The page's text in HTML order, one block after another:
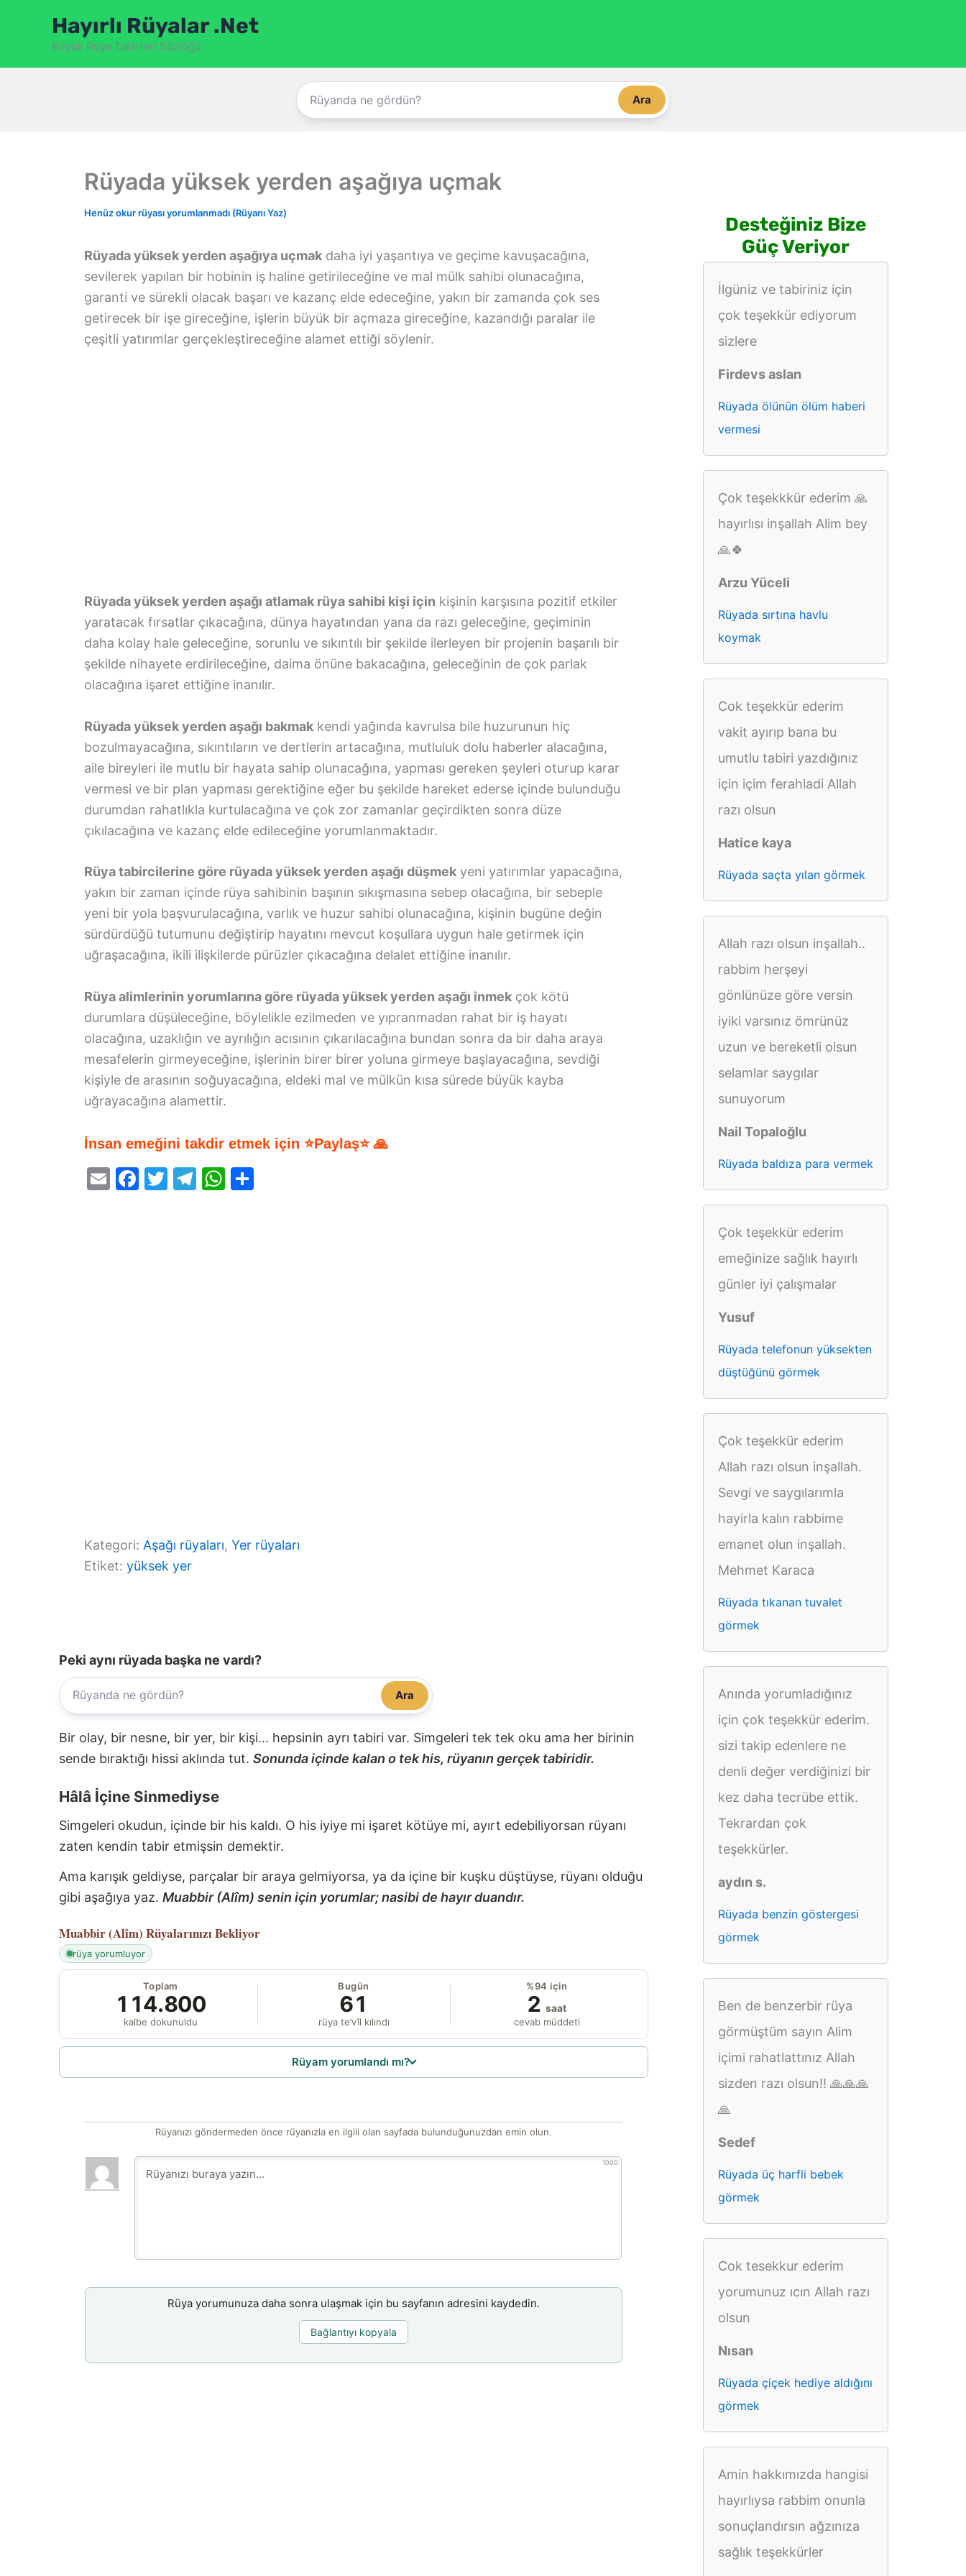
Hayırlı Rüyalar .Net
Büyük Rüya Tabirleri Sözlüğü
Ara
Rüyada yüksek yerden aşağıya uçmak
Henüz okur rüyası yorumlanmadı (Rüyanı Yaz)
Rüyada yüksek yerden aşağıya uçmak daha iyi yaşantıya ve geçime kavuşacağına,
sevilerek yapılan bir hobinin iş haline getirileceğine ve mal mülk sahibi olunacağına,
garanti ve sürekli olacak başarı ve kazanç elde edeceğine, yakın bir zamanda çok ses
getirecek bir işe gireceğine, işlerin büyük bir açmaza gireceğine, kazandığı paralar ile
çeşitli yatırımlar gerçekleştireceğine alamet ettiği söylenir.
Rüyada yüksek yerden aşağı atlamak rüya sahibi kişi için kişinin karşısına pozitif etkiler
yaratacak fırsatlar çıkacağına, dünya hayatından yana da razı geleceğine, geçiminin
daha kolay hale geleceğine, sorunlu ve sıkıntılı bir şekilde ilerleyen bir projenin başarılı bir
şekilde nihayete erdirileceğine, daima önüne bakacağına, geleceğinin de çok parlak
olacağına işaret ettiğine inanılır.
Rüyada yüksek yerden aşağı bakmak kendi yağında kavrulsa bile huzurunun hiç
bozulmayacağına, sıkıntıların ve dertlerin artacağına, mutluluk dolu haberler alacağına,
aile bireyleri ile mutlu bir hayata sahip olunacağına, yapması gereken şeyleri oturup karar
vermesi ve bir plan yapması gerektiğine eğer bu şekilde hareket ederse içinde bulunduğu
durumdan rahatlıkla kurtulacağına ve çok zor zamanlar geçirdikten sonra düze
çıkılacağına ve kazanç elde edileceğine yorumlanmaktadır.
Rüya tabircilerine göre rüyada yüksek yerden aşağı düşmek yeni yatırımlar yapacağına,
yakın bir zaman içinde rüya sahibinin başının sıkışmasına sebep olacağına, bir sebeple
yeni bir yola başvurulacağına, varlık ve huzur sahibi olunacağına, kişinin bugüne değin
sürdürdüğü tutumunu değiştirip hayatını mevcut koşullara uygun hale getirmek için
uğraşacağına, ikili ilişkilerde pürüzler çıkacağına delalet ettiğine inanılır.
Rüya alimlerinin yorumlarına göre rüyada yüksek yerden aşağı inmek çok kötü
durumlara düşüleceğine, böylelikle ezilmeden ve yıpranmadan rahat bir iş hayatı
olacağına, uzaklığın ve ayrılığın acısının çıkarılacağına bundan sonra da bir daha araya
mesafelerin girmeyeceğine, işlerinin birer birer yoluna girmeye başlayacağına, sevdiği
kişiyle de arasının soğuyacağına, eldeki mal ve mülkün kısa sürede büyük kayba
uğrayacağına alamettir.
İnsan emeğini takdir etmek için ⭐Paylaş⭐ 🙏
E
F
T
T
W
Kategori: Aşağı rüyaları, Yer rüyaları
Etiket: yüksek yer
Peki aynı rüyada başka ne vardı?
Ara
Bir olay, bir nesne, bir yer, bir kişi... hepsinin ayrı tabiri var. Simgeleri tek tek oku ama her birinin
sende bıraktığı hissi aklında tut. Sonunda içinde kalan o tek his, rüyanın gerçek tabiridir.
Hâlâ İçine Sinmediyse
Simgeleri okudun, içinde bir his kaldı. O his iyiye mi işaret kötüye mi, ayırt edebiliyorsan rüyanı
zaten kendin tabir etmişsin demektir.
Ama karışık geldiyse, parçalar bir araya gelmiyorsa, ya da içine bir kuşku düştüyse, rüyanı olduğu
gibi aşağıya yaz. Muabbir (Alîm) senin için yorumlar; nasibi de hayır duandır.
Muabbir (Alîm) Rüyalarınızı Bekliyor
rüya yorumluyor
Toplam
114.800
kalbe dokunuldu
Bugün
61
rüya te’vîl kılındı
%94 için
2 saat
cevab müddeti
Rüyam yorumlandı mı?
Rüyanızı göndermeden önce rüyanızla en ilgili olan sayfada bulunduğunuzdan emin olun.
1000
Rüya yorumunuza daha sonra ulaşmak için bu sayfanın adresini kaydedin.
Bağlantıyı kopyala
Desteğiniz Bize
Güç Veriyor
İlgüniz ve tabiriniz için
çok teşekkür ediyorum
sizlere
Firdevs aslan
Rüyada ölünün ölüm haberi
vermesi
Çok teşekkkür ederim 🙏
hayırlısı inşallah Alim bey
🙏🍀
Arzu Yüceli
Rüyada sırtına havlu
koymak
Cok teşekkür ederim
vakit ayırıp bana bu
umutlu tabiri yazdığınız
için içim ferahladi Allah
razı olsun
Hatice kaya
Rüyada saçta yılan görmek
Allah razı olsun inşallah..
rabbim herşeyi
gönlünüze göre versin
iyiki varsınız ömrünüz
uzun ve bereketli olsun
selamlar saygılar
sunuyorum
Nail Topaloğlu
Rüyada baldıza para vermek
Çok teşekkür ederim
emeğinize sağlık hayırlı
günler iyi çalışmalar
Yusuf
Rüyada telefonun yüksekten
düştüğünü görmek
Çok teşekkür ederim
Allah razı olsun inşallah.
Sevgi ve saygılarımla
hayirla kalın rabbime
emanet olun inşallah.
Mehmet Karaca
Rüyada tıkanan tuvalet
görmek
Anında yorumladığınız
için çok teşekkür ederim.
sizi takip edenlere ne
denli değer verdiğinizi bir
kez daha tecrübe ettik.
Tekrardan çok
teşekkürler.
aydın s.
Rüyada benzin göstergesi
görmek
Ben de benzerbir rüya
görmüştüm sayın Alim
içimi rahatlattınız Allah
sizden razı olsun!! 🙏🙏🙏
🙏
Sedef
Rüyada üç harfli bebek
görmek
Cok tesekkur ederim
yorumunuz ıcın Allah razı
olsun
Nısan
Rüyada çiçek hediye aldığını
görmek
Amin hakkımızda hangisi
hayırlıysa rabbim onunla
sonuçlandırsın ağzınıza
sağlık teşekkürler